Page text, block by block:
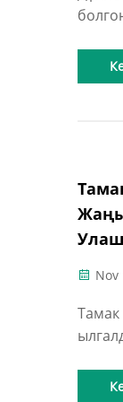
ауа
ички
Nov
Тамак